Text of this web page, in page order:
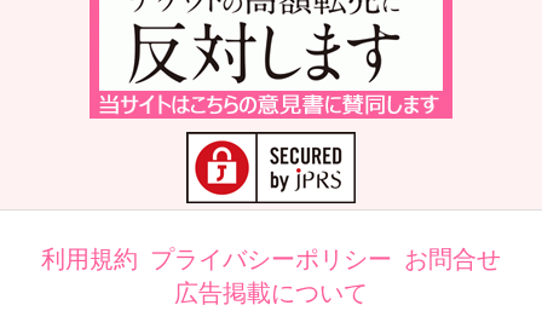
利用規約 プライバシーポリシー お問合せ
広告掲載について